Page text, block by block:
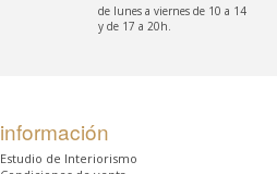
de lunes a viernes de 10 a 14
y de 17 a 20h.
información
Estudio de Interiorismo